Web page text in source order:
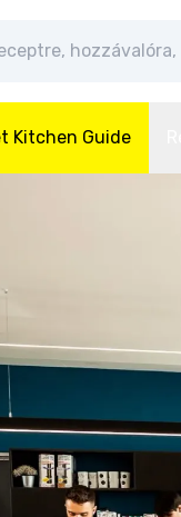
Kitchen Guide